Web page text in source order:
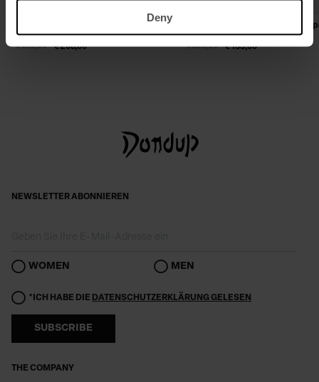
Deny
Baumwolle
€ 208,00
€ 320,00
Slim-Fit Hose Alfredo aus
Gabardine
€ 153,00
€ 235,00
THE COMPANY
NEWSLETTER ABONNIEREN
WOMEN MEN
*ICH HABE DIE DATENSCHUTZERKLÄRUNG GELESEN
SUBSCRIBE